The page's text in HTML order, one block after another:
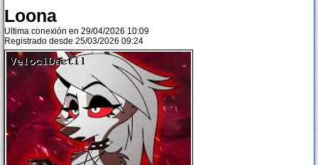
Loona
Ultima conexión en 29/04/2026 10:09
Registrado desde 25/03/2026 09:24